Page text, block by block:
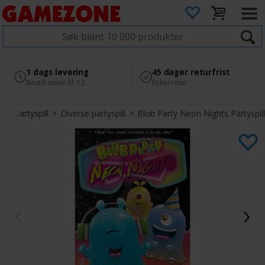
2 300+ anmeldelser på
Google
Sikker betaling
med Svea
1 dags levering
Bestill innen kl. 12
45 dager returfrist
Enkel retur
> Partyspill> Diverse partyspill> Blob Party Neon Nights Partyspill